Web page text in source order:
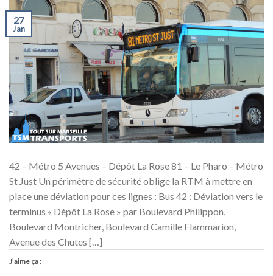
27
Jan
42 – Métro 5 Avenues – Dépôt La Rose 81 – Le Pharo – Métro
St Just Un périmètre de sécurité oblige la RTM à mettre en
place une déviation pour ces lignes : Bus 42 : Déviation vers le
terminus « Dépôt La Rose » par Boulevard Philippon,
Boulevard Montricher, Boulevard Camille Flammarion,
Avenue des Chutes […]
J’aime ça :